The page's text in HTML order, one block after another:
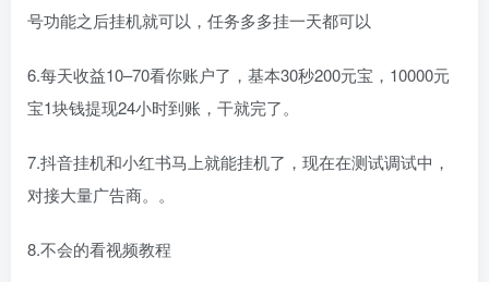
号功能之后挂机就可以，任务多多挂一天都可以
6.每天收益10–70看你账户了，基本30秒200元宝，10000元
宝1块钱提现24小时到账，干就完了。
7.抖音挂机和小红书马上就能挂机了，现在在测试调试中，
对接大量广告商。。
8.不会的看视频教程